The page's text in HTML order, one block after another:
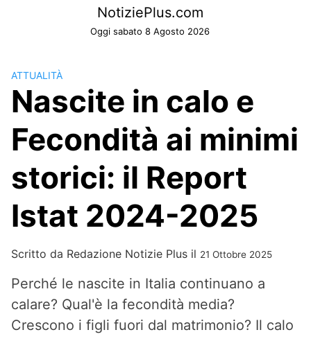
NotiziePlus.com
Oggi sabato 8 Agosto 2026
ATTUALITÀ
Nascite in calo e
Fecondità ai minimi
storici: il Report
Istat 2024-2025
Scritto da Redazione Notizie Plus il 21 Ottobre 2025
Perché le nascite in Italia continuano a
calare? Qual'è la fecondità media?
Crescono i figli fuori dal matrimonio? Il calo